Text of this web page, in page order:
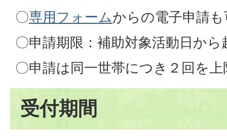
〇専用フォームからの電子申請
〇申請期限：補助対象活動日か
〇申請は同一世帯につき２回を
受付期間